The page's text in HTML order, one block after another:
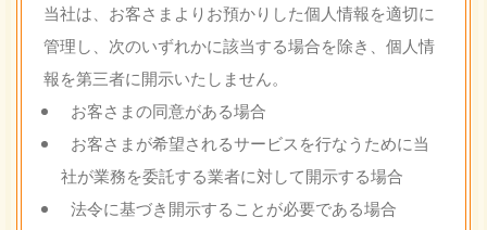
当社は、お客さまよりお預かりした個人情報を適切に
管理し、次のいずれかに該当する場合を除き、個人情
報を第三者に開示いたしません。
お客さまの同意がある場合
お客さまが希望されるサービスを行なうために当
社が業務を委託する業者に対して開示する場合
法令に基づき開示することが必要である場合